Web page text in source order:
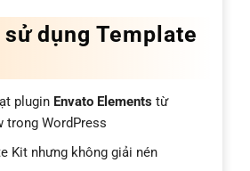
dụng Template
plugin Envato Elementstừ
trong WordPress
Kit nhưng không giải nén